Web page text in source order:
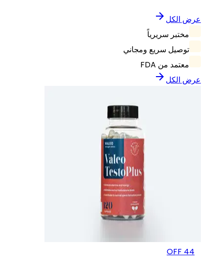
عرض الكل
مختبر سريرياً
توصيل سريع ومجاني
معتمد من FDA
عرض الكل
44